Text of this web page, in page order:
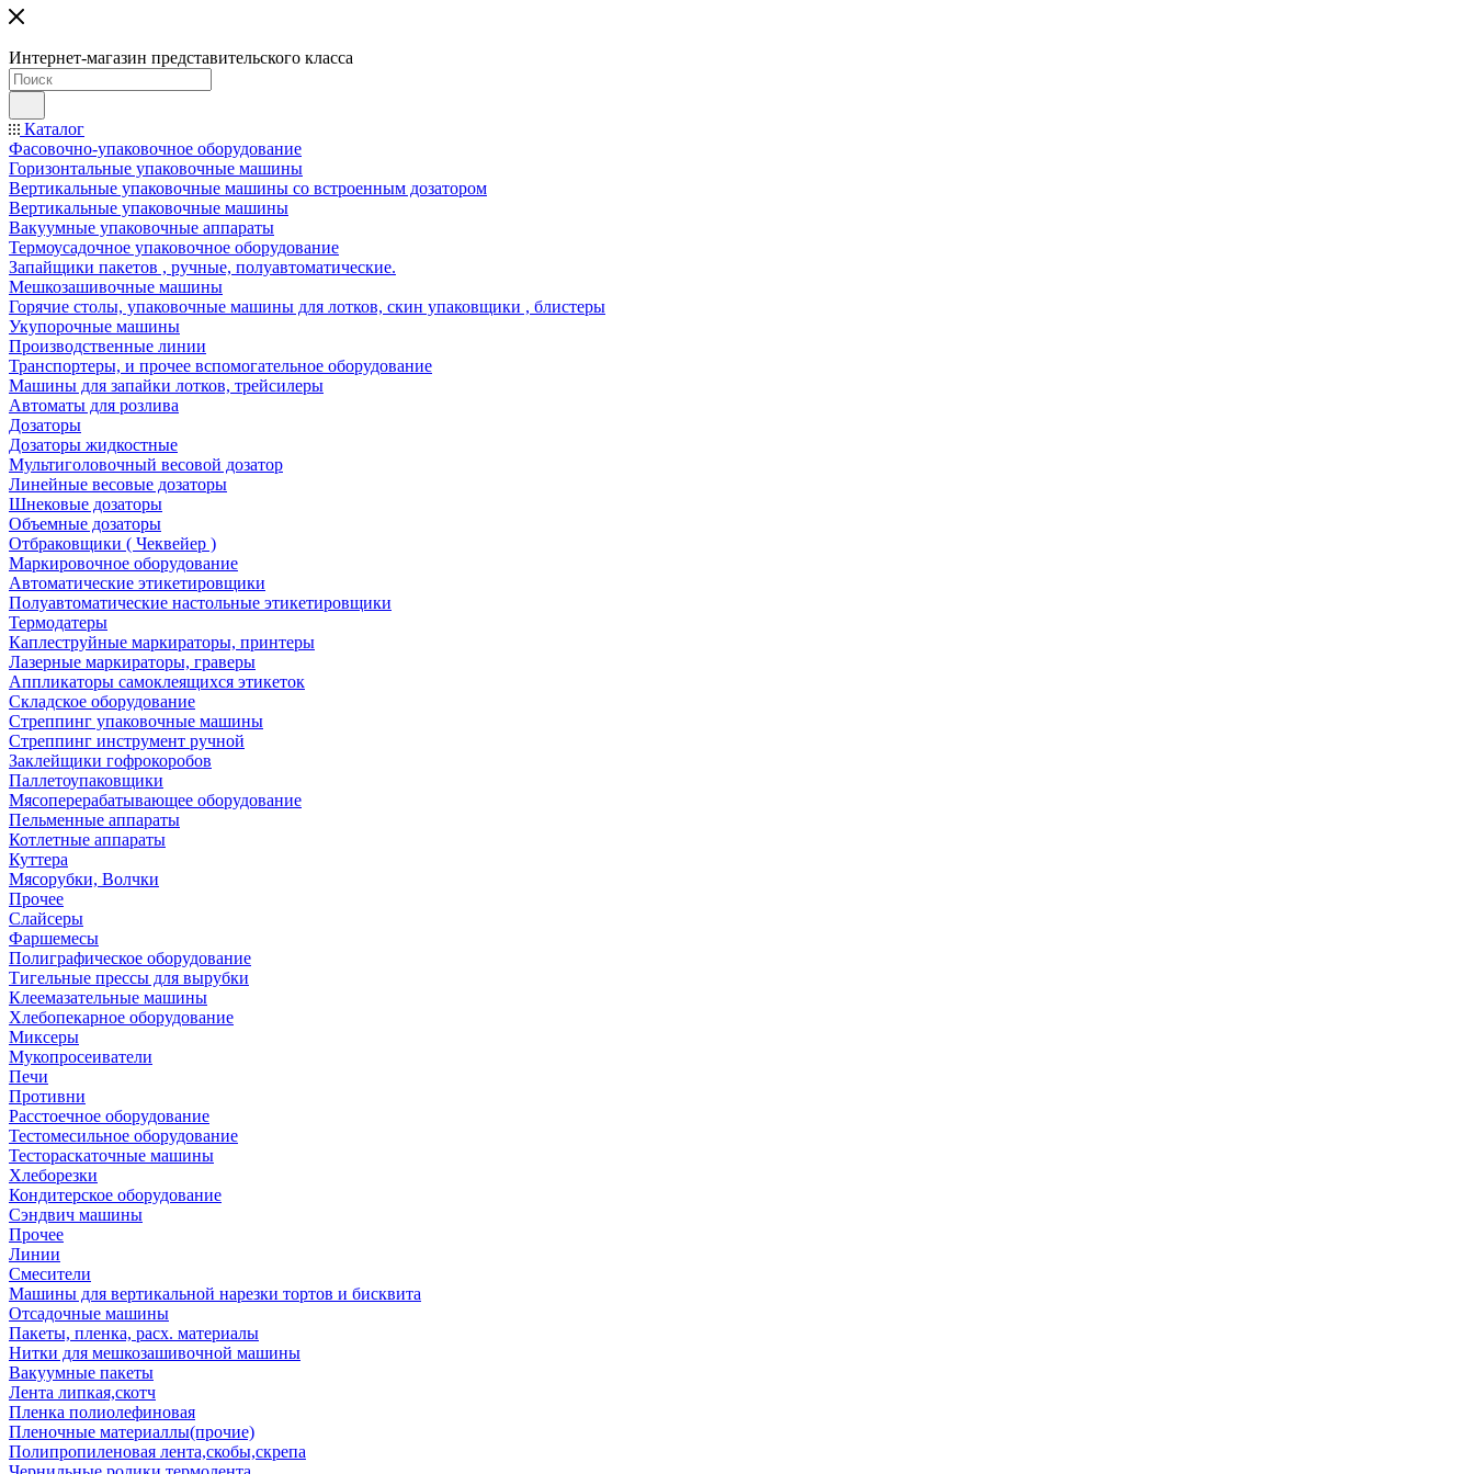
Интернет-магазин представительского класса
Каталог
Фасовочно-упаковочное оборудование
Горизонтальные упаковочные машины
Вертикальные упаковочные машины со встроенным дозатором
Вертикальные упаковочные машины
Вакуумные упаковочные аппараты
Термоусадочное упаковочное оборудование
Запайщики пакетов , ручные, полуавтоматические.
Мешкозашивочные машины
Горячие столы, упаковочные машины для лотков, скин упаковщики , блистеры
Укупорочные машины
Производственные линии
Транспортеры, и прочее вспомогательное оборудование
Машины для запайки лотков, трейсилеры
Автоматы для розлива
Дозаторы
Дозаторы жидкостные
Мультиголовочный весовой дозатор
Линейные весовые дозаторы
Шнековые дозаторы
Объемные дозаторы
Отбраковщики ( Чеквейер )
Маркировочное оборудование
Автоматические этикетировщики
Полуавтоматические настольные этикетировщики
Термодатеры
Каплеструйные маркираторы, принтеры
Лазерные маркираторы, граверы
Аппликаторы самоклеящихся этикеток
Складское оборудование
Стреппинг упаковочные машины
Стреппинг инструмент ручной
Заклейщики гофрокоробов
Паллетоупаковщики
Мясоперерабатывающее оборудование
Пельменные аппараты
Котлетные аппараты
Куттера
Мясорубки, Волчки
Прочее
Слайсеры
Фаршемесы
Полиграфическое оборудование
Тигельные прессы для вырубки
Клеемазательные машины
Хлебопекарное оборудование
Миксеры
Мукопросеиватели
Печи
Противни
Расстоечное оборудование
Тестомесильное оборудование
Тестораскаточные машины
Хлеборезки
Кондитерское оборудование
Сэндвич машины
Прочее
Линии
Смесители
Машины для вертикальной нарезки тортов и бисквита
Отсадочные машины
Пакеты, пленка, расх. материалы
Нитки для мешкозашивочной машины
Вакуумные пакеты
Лента липкая,скотч
Пленка полиолефиновая
Пленочные материаллы(прочие)
Полипропиленовая лента,скобы,скрепа